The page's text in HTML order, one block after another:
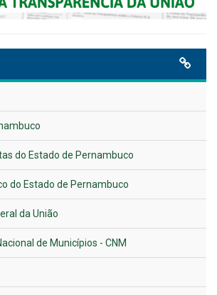
do Estado de Pernambuco
do Estado de Pernambuco
da União
de Municípios - CNM